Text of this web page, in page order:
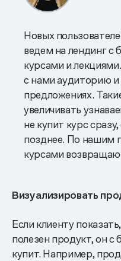
Новых
ведем на лендинг с
курсами и
с нами аудиторию и
предложениях.
увеличивать
не купит курс
позднее. По нашим
курсами
Визуализировать
Если клиенту
полезен продукт, он с
купит. Например,